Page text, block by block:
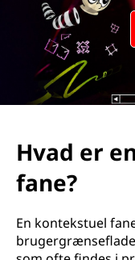
n
Hvad er
fane?
En kontekstuel